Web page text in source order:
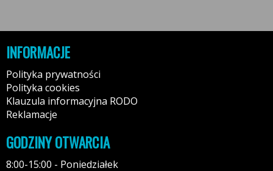
INFORMACJE
Polityka prywatności
Polityka cookies
Klauzula informacyjna RODO
Reklamacje
GODZINY OTWARCIA
8:00-15:00 - Poniedziałek